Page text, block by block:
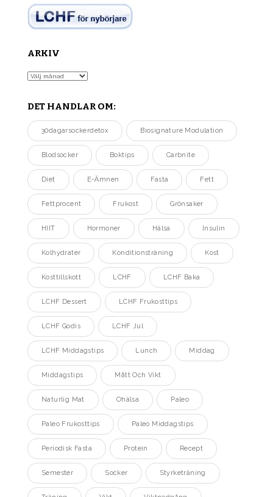
ARKIV
Arkiv
DET HANDLAR OM:
30dagarsockerdetox Biosignature Modulation
Blodsocker Boktips Carbnite
Diet E-Ämnen Fasta Fett
Fettprocent Frukost Grönsaker
HIIT Hormoner Hälsa Insulin
Kolhydrater Konditionsträning Kost
Kosttillskott LCHF LCHF Baka
LCHF Dessert LCHF Frukosttips
LCHF Godis LCHF Jul
LCHF Middagstips Lunch Middag
Middagstips Mått Och Vikt
Naturlig Mat Ohälsa Paleo
Paleo Frukosttips Paleo Middagstips
Periodisk Fasta Protein Recept
Semester Socker Styrketräning